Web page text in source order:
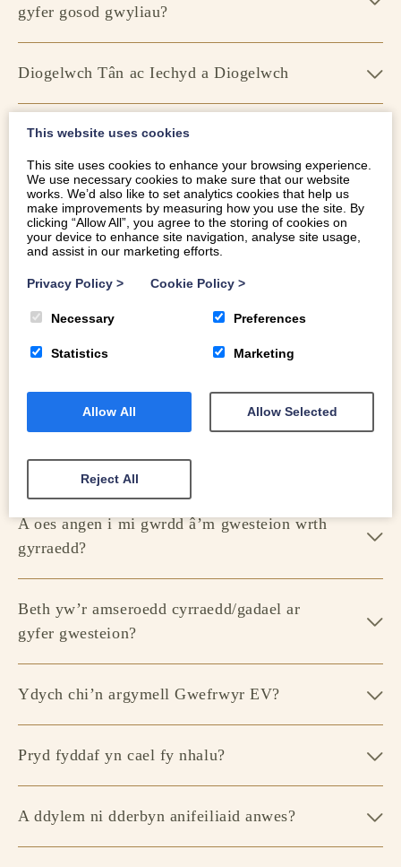
gyfer gosod gwyliau?
Diogelwch Tân ac Iechyd a Diogelwch
A ddylwn i dderbyn gwyliau byr?
A allaf restru fy eiddo gydag asiantau eraill?
A allaf gael mynediad at y calendr archebu?
A oes cyfyngiad ar faint y gallaf ddefnyddio
Ydych chi’n cynnig gwasanaeth rheoli eiddo?
A oes angen i mi gwrdd â’m gwesteion wrth
gyrraedd?
Beth yw’r amseroedd cyrraedd/gadael ar
gyfer gwesteion?
Ydych chi’n argymell Gwefrwyr EV?
Pryd fyddaf yn cael fy nhalu?
A ddylem ni dderbyn anifeiliaid anwes?
This website uses cookies
This site uses cookies to enhance your browsing experience.
We use necessary cookies to make sure that our website
works. We’d also like to set analytics cookies that help us
make improvements by measuring how you use the site. By
clicking “Allow All”, you agree to the storing of cookies on
your device to enhance site navigation, analyse site usage,
and assist in our marketing efforts.
Privacy Policy > Cookie Policy >
Necessary Preferences
Statistics Marketing
Allow All Allow Selected
Reject All